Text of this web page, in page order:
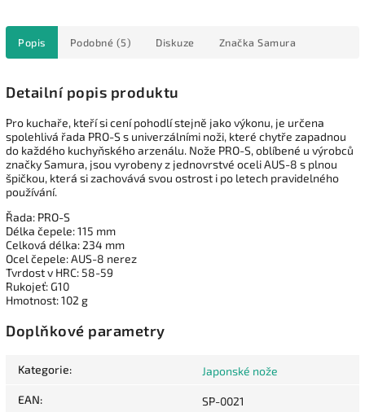
Popis Podobné (5) Diskuze Značka Samura
Detailní popis produktu
Pro kuchaře, kteří si cení pohodlí stejně jako výkonu, je určena
spolehlivá řada PRO-S s univerzálními noži, které chytře zapadnou
do každého kuchyňského arzenálu. Nože PRO-S, oblíbené u výrobců
značky Samura, jsou vyrobeny z jednovrstvé oceli AUS-8 s plnou
špičkou, která si zachovává svou ostrost i po letech pravidelného
používání.
Řada: PRO-S
Délka čepele: 115 mm
Celková délka: 234 mm
Ocel čepele: AUS-8 nerez
Tvrdost v HRC: 58-59
Rukojeť: G10
Hmotnost: 102 g
Doplňkové parametry
Kategorie: Japonské nože
EAN: SP-0021